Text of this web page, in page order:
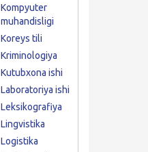
Kompyuter
muhandisligi
Koreys tili
Kriminologiya
Kutubxona ishi
Laboratoriya ishi
Leksikografiya
Lingvistika
Logistika